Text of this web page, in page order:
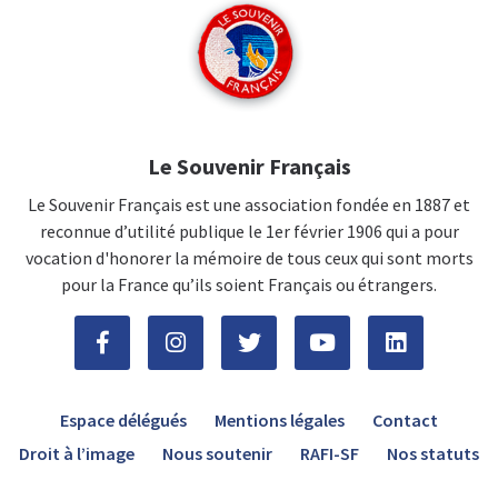
Le Souvenir Français
Le Souvenir Français est une association fondée en 1887 et
reconnue d’utilité publique le 1er février 1906 qui a pour
vocation d'honorer la mémoire de tous ceux qui sont morts
pour la France qu’ils soient Français ou étrangers.
Espace délégués Mentions légales
Contact
Droit à l’image
Nous soutenir RAFI-SF Nos statuts